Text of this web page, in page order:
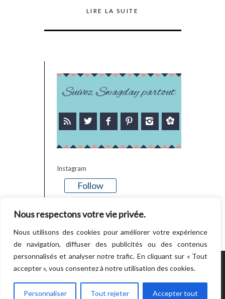
Nous respectons votre vie privée.
Nous utilisons des cookies pour améliorer votre expérience
de navigation, diffuser des publicités ou des contenus
personnalisés et analyser notre trafic. En cliquant sur « Tout
accepter », vous consentez à notre utilisation des cookies.
Personnaliser Tout rejeter Accepter tout
LIRE LA SUITE
Suivez Swagday partout
Instagram
Follow
POWERED BY WORDPRESS.CREATED BY
THEMESINDEP
RETOUR EN HAUT